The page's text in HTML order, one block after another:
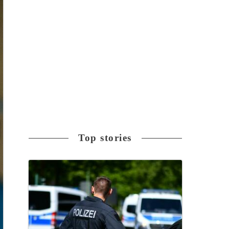
Top stories